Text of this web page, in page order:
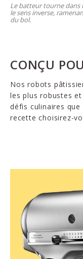
Le batteur tourne dans
le sens inverse,
du bol.
CONÇU
Nos robots
les plus robustes
défis culinaires
recette choisirez-